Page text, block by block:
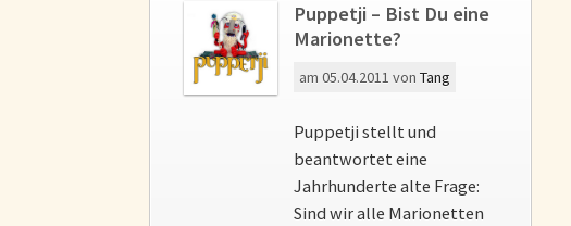
Puppetji – Bist Du eine
Marionette?
am05.04.2011 vonTang
Puppetji stellt und
beantwortet eine
Jahrhunderte alte Frage:
Sind wir alle Marionetten